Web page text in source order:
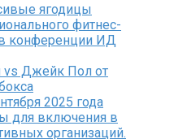
ягодицы
фитнес-
в конференции ИД
vs Джейк Пол от
2025 года
для включения в
организаций.